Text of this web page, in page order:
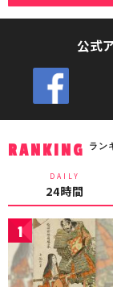
公式
RANKING ラン
DAILY
24時間
1